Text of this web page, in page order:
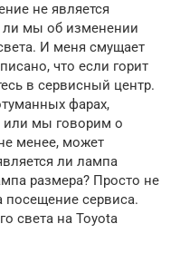
не является
ли мы об изменении
И меня смущает
что если горит
в сервисный центр.
фарах,
или мы говорим о
менее, может
ли лампа
размера? Просто не
посещение сервиса.
света на Toyota